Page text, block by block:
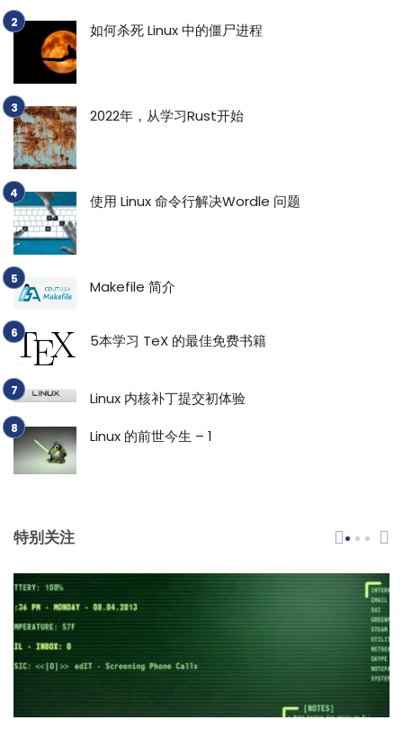
如何杀死 Linux 中的僵尸进程
2022年，从学习Rust开始
使用 Linux 命令行解决Wordle 问题
Makefile 简介
5本学习 TeX 的最佳免费书籍
Linux 内核补丁提交初体验
Linux 的前世今生 – 1
特别关注